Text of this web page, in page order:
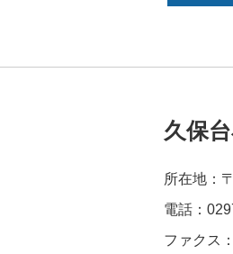
久保
所在地：
電話：
ファクス